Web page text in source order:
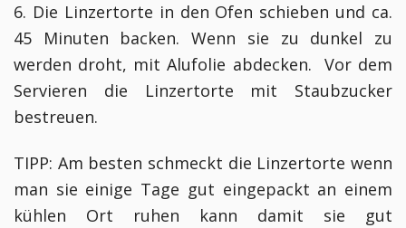
6. Die Linzertorte in den Ofen schieben und ca.
45 Minuten backen. Wenn sie zu dunkel zu
werden droht, mit Alufolie abdecken. Vor dem
Servieren die Linzertorte mit Staubzucker
bestreuen.
TIPP: Am besten schmeckt die Linzertorte wenn
man sie einige Tage gut eingepackt an einem
kühlen Ort ruhen kann damit sie gut